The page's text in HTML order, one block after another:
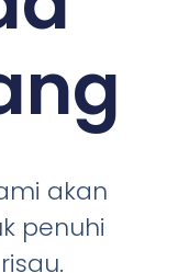
akan
penuhi